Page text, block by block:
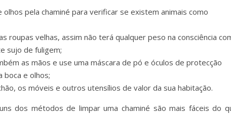
pela chaminé para verificar se existem animais como
roupas velhas, assim não terá qualquer peso na consciência
sujo de fuligem;
as mãos e use uma máscara de pó e óculos de protecção
boca e olhos;
os móveis e outros utensílios de valor da sua habitação.
dos métodos de limpar uma chaminé são mais fáceis do